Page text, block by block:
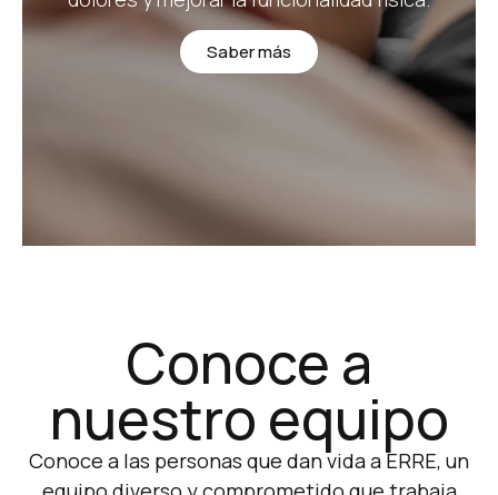
Saber más
Conoce a
nuestro equipo
Conoce a las personas que dan vida a ERRE, un